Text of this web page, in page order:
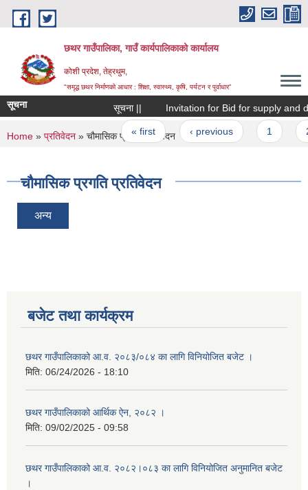
Skip to main content
छथर गाउँपालिका, गाउँ कार्यपालिकाको कार्यालय
कोशी प्रदेश, तेह्रथुम,
"समृद्ध छथर निर्माणको आधार : शिक्षा, स्वास्थ्य, कृषि, पर्यटन र पुर्वाधार”
सूचना सूचना || Invitation for Bid for supply and
Pages
« first ‹ previous
You are here
Home » प्रतिवेदन » चौमासिक प्रगति प्रतिवेदन
चौमासिक प्रगति प्रतिवेदन
अन्य
बजेट तथा कार्यक्रम
छथर गाउँपालिकाको आ.व. २०८३/०८४ का लागि विनियोजित बजेट ।
मिति: 06/24/2026 - 18:10
छथर गाउँपालिकाको आर्थिक ऐन, २०८२ ।
मिति: 09/02/2025 - 09:58
छथर गाउँपालिकाको आ.व. २०८२।०८३ का लागि विनियोजित अनुमानित बजेट
।